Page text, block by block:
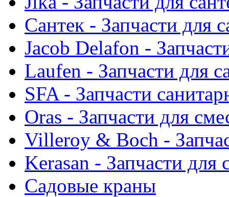
Сантек - Запчасти для
Jacob Delafon -
Laufen - Запчасти для
SFA - Запчасти
Oras - Запчасти для
Villeroy & Boch -
Kerasan - Запчасти для
Садовые краны